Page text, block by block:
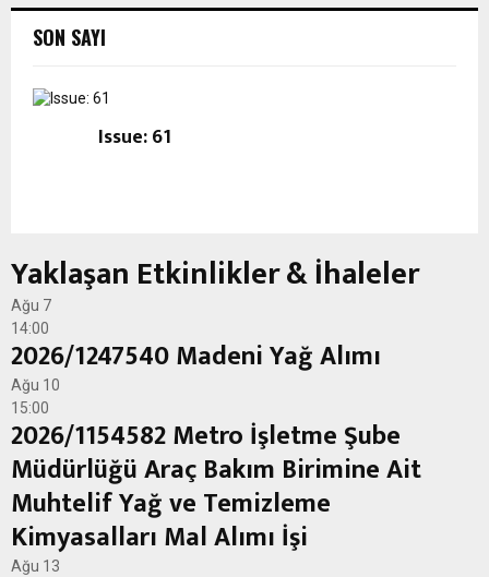
SON SAYI
Issue: 61
Yaklaşan Etkinlikler & İhaleler
Ağu 7
14:00
2026/1247540 Madeni Yağ Alımı
Ağu 10
15:00
2026/1154582 Metro İşletme Şube
Müdürlüğü Araç Bakım Birimine Ait
Muhtelif Yağ ve Temizleme
Kimyasalları Mal Alımı İşi
Ağu 13